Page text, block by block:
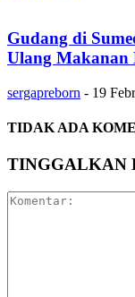
Gudang di
Ulang Makanan
sergapreborn - 19
TIDAK ADA
TINGGALKAN